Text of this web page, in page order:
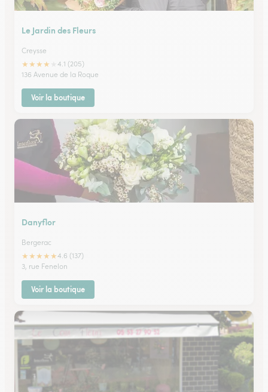
Le Jardin des Fleurs
Creysse
★★★★
4.1 (205)
136 Avenue de la Roque
Voir la boutique
Danyflor
Bergerac
★★★★★4.6 (137)
3, rue Fenelon
Voir la boutique